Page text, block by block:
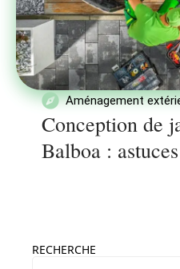
Aménagement
Conception de
Balboa :
RECHERCHE